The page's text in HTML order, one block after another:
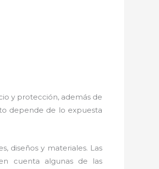
y protección, además de
depende de lo expuesta
diseños y materiales. Las
cuenta algunas de las